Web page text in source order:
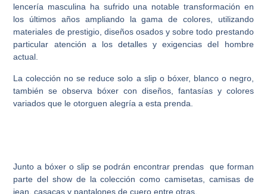
lencería masculina ha sufrido una notable transformación en
los últimos años ampliando la gama de colores, utilizando
materiales de prestigio, diseños osados y sobre todo prestando
particular atención a los detalles y exigencias del hombre
actual.
La colección no se reduce solo a slip o bóxer, blanco o negro,
también se observa bóxer con diseños, fantasías y colores
variados que le otorguen alegría a esta prenda.
Junto a bóxer o slip se podrán encontrar prendas que forman
parte del show de la colección como camisetas, camisas de
jean, casacas y pantalones de cuero entre otras.